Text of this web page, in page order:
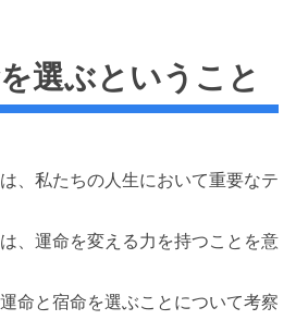
選ぶということ
、私たちの人生において重要なテ
、運命を変える力を持つことを意
命と宿命を選ぶことについて考察